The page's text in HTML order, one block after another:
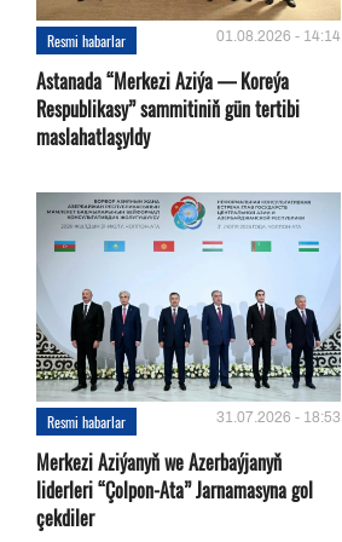
Resmi habarlar 01.08.2026 - 14:14
Astanada “Merkezi Aziýa — Koreýa
Respublikasy” sammitiniň gün tertibi
maslahatlaşyldy
Resmi habarlar 31.07.2026 - 18:53
Merkezi Aziýanyň we Azerbaýjanyň
liderleri “Çolpon-Ata” Jarnamasyna gol
çekdiler